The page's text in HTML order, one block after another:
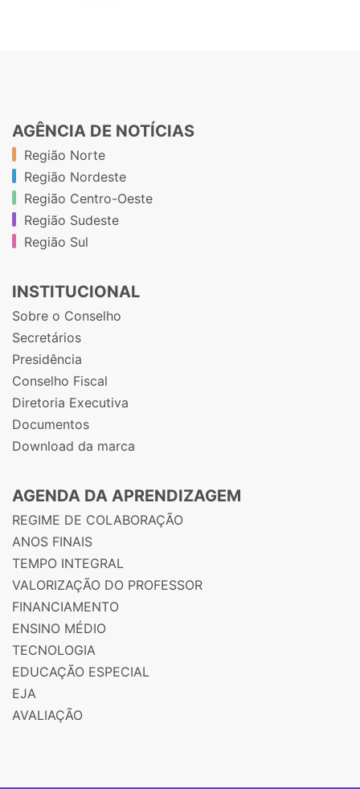
AGÊNCIA DE NOTÍCIAS
Região Norte
Região Nordeste
Região Centro-Oeste
Região Sudeste
Região Sul
INSTITUCIONAL
Sobre o Conselho
Secretários
Presidência
Conselho Fiscal
Diretoria Executiva
Documentos
Download da marca
AGENDA DA APRENDIZAGEM
REGIME DE COLABORAÇÃO
ANOS FINAIS
TEMPO INTEGRAL
VALORIZAÇÃO DO PROFESSOR
FINANCIAMENTO
ENSINO MÉDIO
TECNOLOGIA
EDUCAÇÃO ESPECIAL
EJA
AVALIAÇÃO